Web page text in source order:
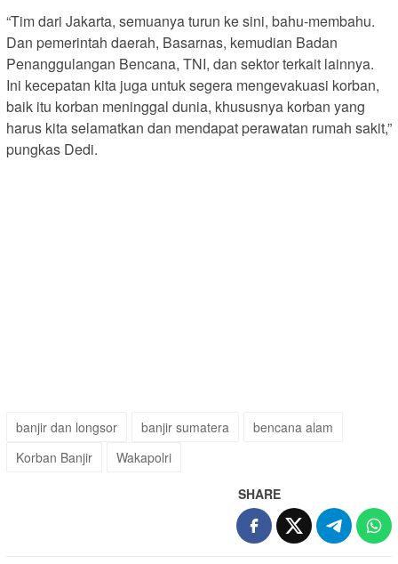
“Tim dari Jakarta, semuanya turun ke sini, bahu-membahu.
Dan pemerintah daerah, Basarnas, kemudian Badan
Penanggulangan Bencana, TNI, dan sektor terkait lainnya.
Ini kecepatan kita juga untuk segera mengevakuasi korban,
baik itu korban meninggal dunia, khususnya korban yang
harus kita selamatkan dan mendapat perawatan rumah sakit,”
pungkas Dedi.
banjir dan longsor banjir sumatera
bencana alam
Korban Banjir
Wakapolri
SHARE